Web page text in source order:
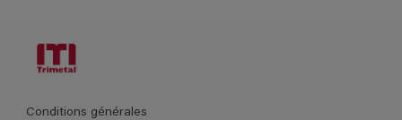
Conditions générales